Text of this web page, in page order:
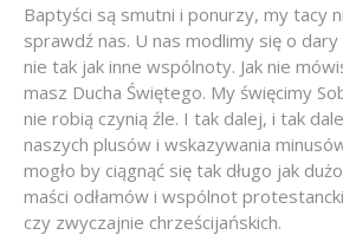
Baptyści są smutni i ponurzy, my tacy
sprawdź nas. U nas modlimy się o
nie tak jak inne wspólnoty. Jak nie
masz Ducha Świętego. My święcimy
nie robią czynią źle. I tak dalej, i tak
naszych plusów i wskazywania
mogło by ciągnąć się tak długo jak
maści odłamów i wspólnot
czy zwyczajnie chrześcijańskich.